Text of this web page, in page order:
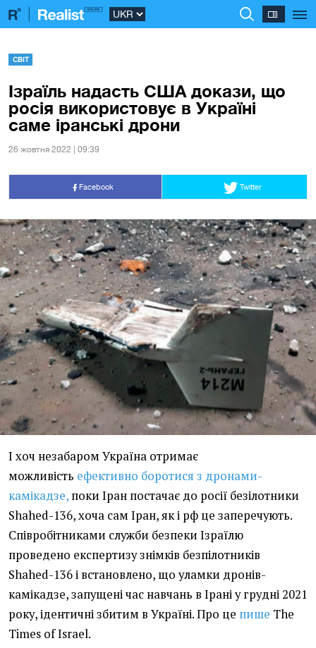
СВІТ
Ізраїль надасть США докази, що
росія використовує в Україні
саме іранські дрони
26 жовтня 2022 | 09:39
Facebook Twitter
І хоч незабаром Україна отримає
можливість ефективно боротися з дронами-
камікадзе, поки Іран постачає до росії безілотники
Shahed-136, хоча сам Іран, як і рф це заперечують.
Співробітниками служби безпеки Ізраїлю
проведено експертизу знімків безпілотників
Shahed-136 і встановлено, що уламки дронів-
камікадзе, запущені час навчань в Ірані у грудні 2021
року, ідентичні збитим в Україні. Про це пише The
Times of Israel.